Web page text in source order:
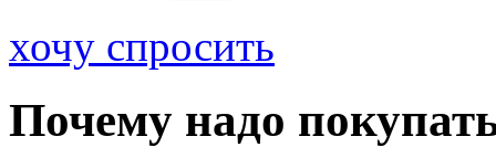
хочу спросить
Почему надо